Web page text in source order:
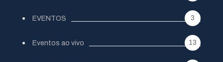
EVENTOS 3
Eventos ao vivo 13